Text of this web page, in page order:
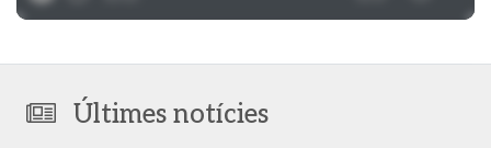
Últimes notícies